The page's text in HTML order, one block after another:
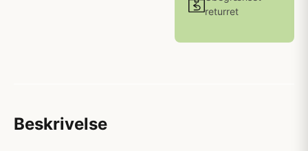
returret
Beskrivelse